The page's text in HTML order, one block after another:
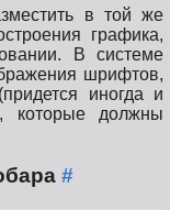
в той же
графика,
В системе
шрифтов,
иногда и
которые должны
#